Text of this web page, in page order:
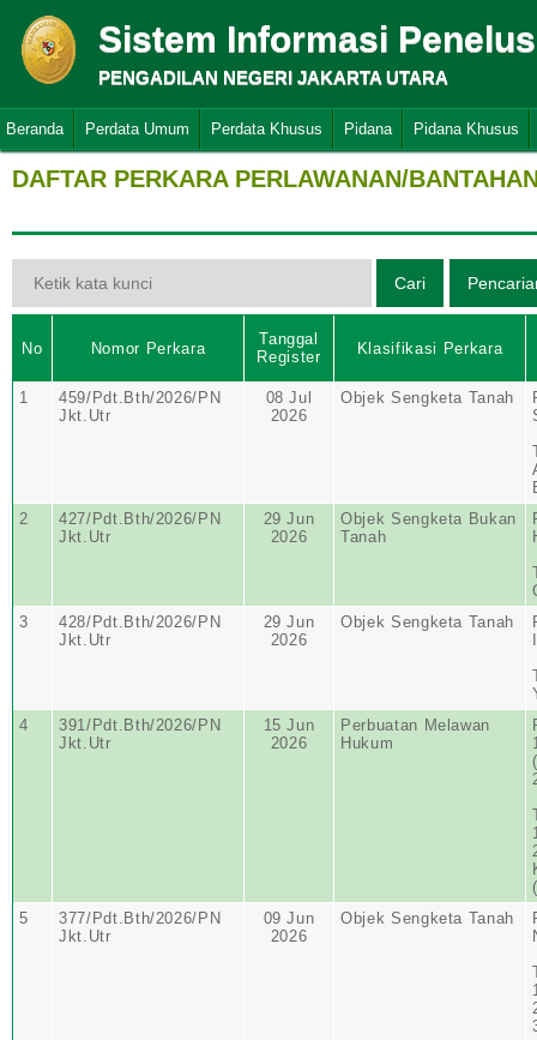
Sistem Informasi
PENGADILAN NEGERI JAKARTA UTARA
Beranda Perdata Umum Perdata Khusus Pidana Pidana Khusus
DAFTAR PERKARA PERLAWANAN/
No Nomor Perkara
Tanggal
Register
Klasifikasi Perkara
1
459/Pdt.Bth/2026/PN
Jkt.Utr
08 Jul
2026
Objek Sengketa Tanah
2
427/Pdt.Bth/2026/PN
Jkt.Utr
29 Jun
2026
Objek Sengketa Bukan
Tanah
3
428/Pdt.Bth/2026/PN
Jkt.Utr
29 Jun
2026
Objek Sengketa Tanah
4
391/Pdt.Bth/2026/PN
Jkt.Utr
15 Jun
2026
Perbuatan Melawan
Hukum
5
377/Pdt.Bth/2026/PN
Jkt.Utr
09 Jun
2026
Objek Sengketa Tanah